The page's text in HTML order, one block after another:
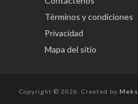
Términos y condiciones
Privacidad
Mapa del sitio
Copyright © 2026. Created by Meks